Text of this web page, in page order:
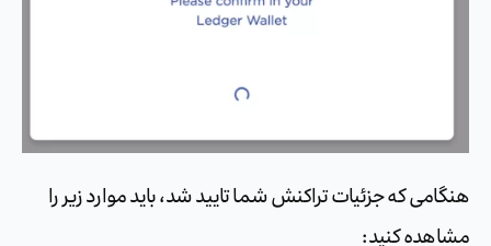
هنگامی که جزئیات تراکنش شما تایید شد، باید موارد زیر را
مشاهده کنید: